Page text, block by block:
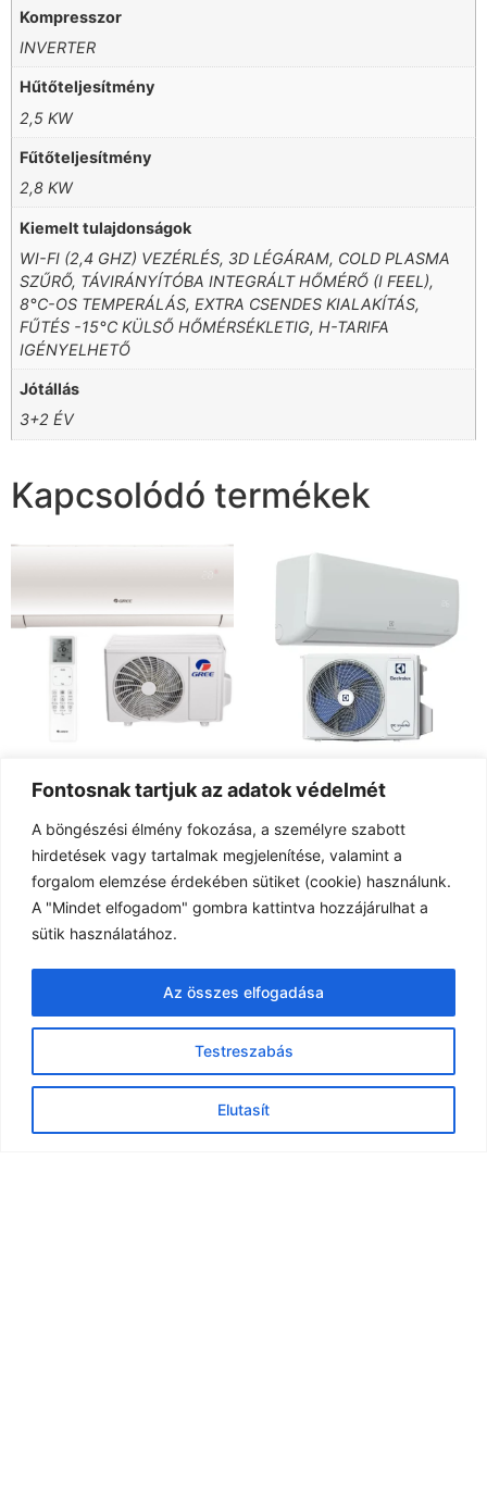
Fontosnak tartjuk az adatok védelmét
A böngészési élmény fokozása, a személyre szabott
hirdetések vagy tartalmak megjelenítése, valamint a
forgalom elemzése érdekében sütiket (cookie) használunk.
A "Mindet elfogadom" gombra kattintva hozzájárulhat a
sütik használatához.
Testreszabás
Elutasít
Az összes elfogadása
Kompresszor
INVERTER
Hűtőteljesítmény
2,5 KW
Fűtőteljesítmény
2,8 KW
Kiemelt tulajdonságok
WI-FI (2,4 GHZ) VEZÉRLÉS, 3D LÉGÁRAM, COLD PLASMA
SZŰRŐ, TÁVIRÁNYÍTÓBA INTEGRÁLT HŐMÉRŐ (I FEEL),
8°C-OS TEMPERÁLÁS, EXTRA CSENDES KIALAKÍTÁS,
FŰTÉS -15°C KÜLSŐ HŐMÉRSÉKLETIG, H-TARIFA
IGÉNYELHETŐ
Jótállás
3+2 ÉV
Kapcsolódó termékek
Gree Comfort Pro inverter
253.000Ft
Kosárba teszem
Electrolux 2,7 kw EACS/I-
wifi (fűtésre)
169.000Ft
Kosárba teszem